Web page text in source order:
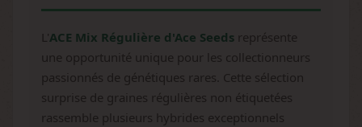
L'ACE Mix Régulière d'Ace Seeds représente
une opportunité unique pour les collectionneurs
passionnés de génétiques rares. Cette sélection
surprise de graines régulières non étiquetées
rassemble plusieurs hybrides exceptionnels